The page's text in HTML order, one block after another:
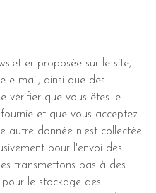
proposée sur le site,
e-mail, ainsi que des
vérifier que vous êtes le
et que vous acceptez
autre donnée n'est collectée.
pour l'envoi des
transmettons pas à des
le stockage des